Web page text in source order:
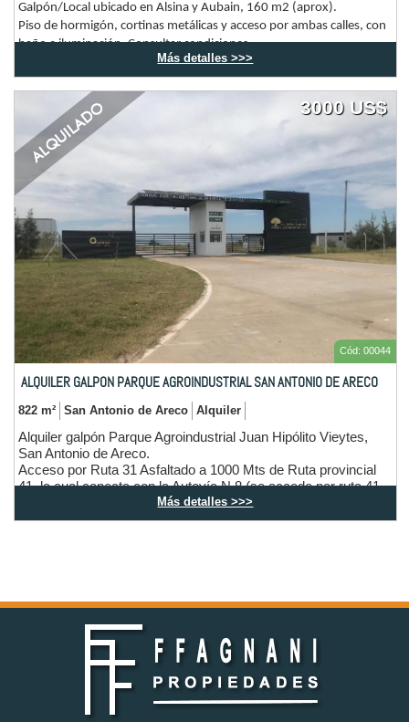
Galpón/Local ubicado en Alsina y Aubain, 160 m2 (aprox).
Piso de hormigón, cortinas metálicas y acceso por ambas calles, con
baño e iluminación. Consultar condiciones.
Más detalles >>>
3000 US$
Cód: 00044
ALQUILER GALPON PARQUE AGROINDUSTRIAL SAN ANTONIO DE ARECO
822 m² San Antonio de Areco Alquiler
Alquiler galpón Parque Agroindustrial Juan Hipólito Vieytes,
San Antonio de Areco.
Acceso por Ruta 31 Asfaltado a 1000 Mts de Ruta provincial
41, la cual conecta con la Autovía N 8 (se accede por ruta 41
aproximadamente 2500 Mts) lo que hace una ubicación
estratégica para la logística.
Cuenta con portones con apertura eléctrica, cocina, oficina,
podrían utilizar como ampliación de oficinas, vestuarios o
depósito de herramientas.
Parque Agroindustrial enSan Antonio de Areco
es la mejor
oportunidad para expandir y desarrollar el
de la zona.
Más detalles >>>